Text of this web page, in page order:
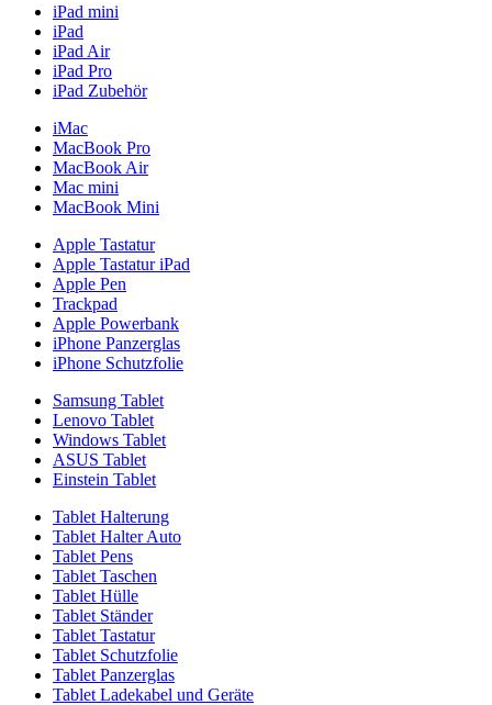
iPad mini
iPad
iPad Air
iPad Pro
iPad Zubehör
iMac
MacBook Pro
MacBook Air
Mac mini
MacBook Mini
Apple Tastatur
Apple Tastatur iPad
Apple Pen
Trackpad
Apple Powerbank
iPhone Panzerglas
iPhone Schutzfolie
Samsung Tablet
Lenovo Tablet
Windows Tablet
ASUS Tablet
Einstein Tablet
Tablet Halterung
Tablet Halter Auto
Tablet Pens
Tablet Taschen
Tablet Hülle
Tablet Ständer
Tablet Tastatur
Tablet Schutzfolie
Tablet Panzerglas
Tablet Ladekabel und Geräte